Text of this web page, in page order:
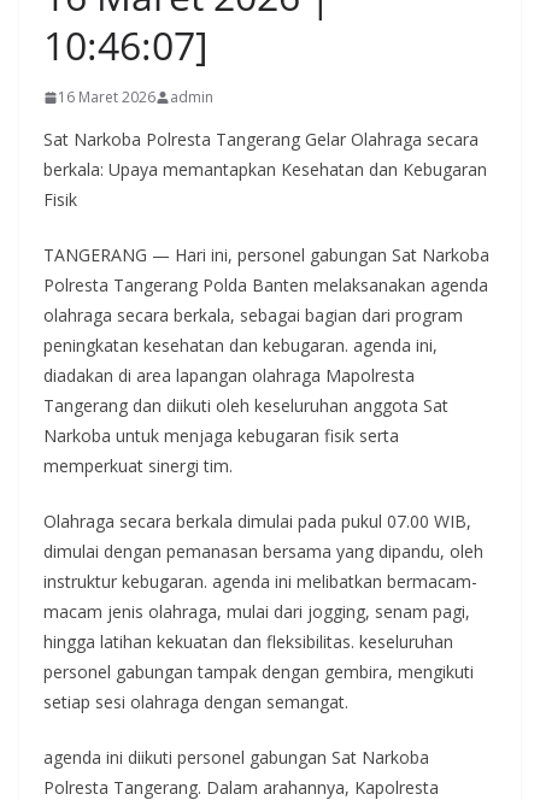
10:46:07]
16 Maret 2026 admin
Sat Narkoba Polresta Tangerang Gelar Olahraga secara
berkala: Upaya memantapkan Kesehatan dan Kebugaran
Fisik
TANGERANG — Hari ini, personel gabungan Sat Narkoba
Polresta Tangerang Polda Banten melaksanakan agenda
olahraga secara berkala, sebagai bagian dari program
peningkatan kesehatan dan kebugaran. agenda ini,
diadakan di area lapangan olahraga Mapolresta
Tangerang dan diikuti oleh keseluruhan anggota Sat
Narkoba untuk menjaga kebugaran fisik serta
memperkuat sinergi tim.
Olahraga secara berkala dimulai pada pukul 07.00 WIB,
dimulai dengan pemanasan bersama yang dipandu, oleh
instruktur kebugaran. agenda ini melibatkan bermacam-
macam jenis olahraga, mulai dari jogging, senam pagi,
hingga latihan kekuatan dan fleksibilitas. keseluruhan
personel gabungan tampak dengan gembira, mengikuti
setiap sesi olahraga dengan semangat.
agenda ini diikuti personel gabungan Sat Narkoba
Polresta Tangerang. Dalam arahannya, Kapolresta